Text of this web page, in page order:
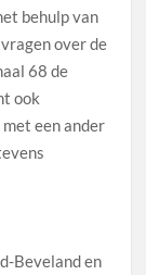
behulp van
over de
68 de
ook
een ander
Beveland en